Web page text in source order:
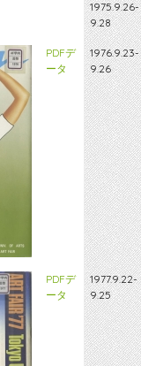
1975.9.26-
9.28
PDFデ
ータ
1976.9.23-
9.26
PDFデ
ータ
1977.9.22-
9.25